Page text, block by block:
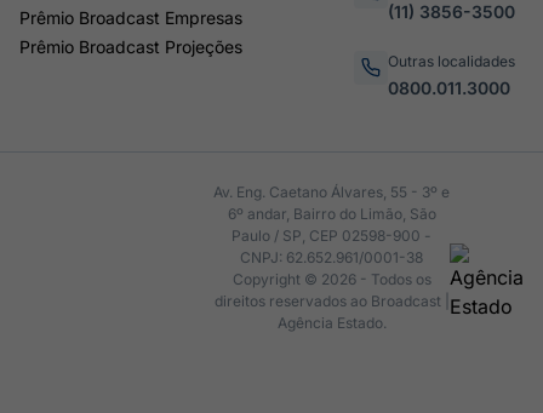
Prêmio Broadcast Empresas
Prêmio Broadcast Projeções
(11) 3856-3500
Outras localidades
0800.011.3000
Av. Eng. Caetano Álvares, 55 - 3º e
6º andar, Bairro do Limão, São
Paulo / SP, CEP 02598-900 -
CNPJ: 62.652.961/0001-38
Copyright © 2026 - Todos os
direitos reservados ao Broadcast |
Agência Estado.